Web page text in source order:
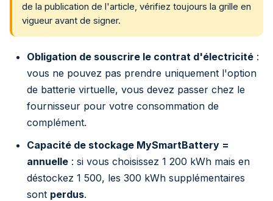
de la publication de l'article, vérifiez toujours la grille en
vigueur avant de signer.
Obligation de souscrire le contrat d'électricité :
vous ne pouvez pas prendre uniquement l'option
de batterie virtuelle, vous devez passer chez le
fournisseur pour votre consommation de
complément.
Capacité de stockage MySmartBattery =
annuelle : si vous choisissez 1 200 kWh mais en
déstockez 1 500, les 300 kWh supplémentaires
sont perdus.